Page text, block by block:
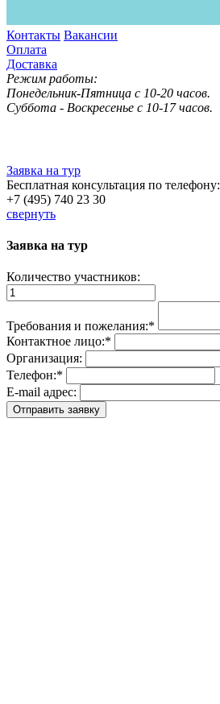
Контакты Вакансии
Оплата
Доставка
Режим работы:
Понедельник-Пятница с 10-20 часов.
Суббота - Воскресенье с 10-17 часов.
Заявка на тур
Бесплатная консультация по телефону:
+7 (495) 740 23 30
свернуть
Заявка на тур
Количество участников:
Требования и пожелания:*
Контактное лицо:*
Организация:
Телефон:*
E-mail адрес: